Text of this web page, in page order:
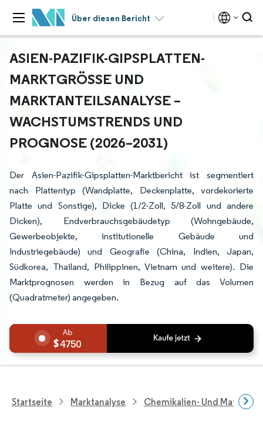
Über diesen Bericht
ASIEN-PAZIFIK-GIPSPLATTEN-
MARKTGRÖSSE UND M
ARKTANTEILSANALYSE – W
ACHSTUMSTRENDS UND P
ROGNOSE (2026–2031)
Der Asien-Pazifik-Gipsplatten-Marktbericht ist segmentiert
nach Plattentyp (Wandplatte, Deckenplatte, vordekorierte
Platte und Sonstige), Dicke (1/2-Zoll, 5/8-Zoll und andere
Dicken), Endverbrauchsgebäudetyp (Wohngebäude,
Gewerbeobjekte, institutionelle Gebäude und
Industriegebäude) und Geografie (China, Indien, Japan,
Südkorea, Thailand, Philippinen, Vietnam und weitere). Die
Marktprognosen werden in Bezug auf das Volumen
(Quadratmeter) angegeben.
4750
Startseite Marktanalyse Chemikalien- Und